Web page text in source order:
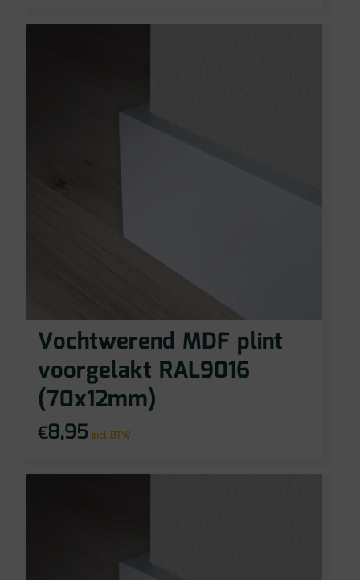
Vochtwerend MDF plint
voorgelakt RAL9016
(70x12mm)
€8,95 incl BTW